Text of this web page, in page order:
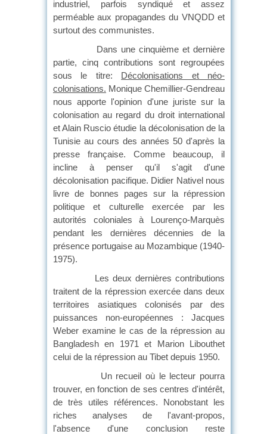
industriel, parfois syndiqué et assez
perméable aux propagandes du VNQDD et
surtout des communistes.
Dans une cinquième et dernière
partie, cinq contributions sont regroupées
sous le titre: Décolonisations et néo-
colonisations. Monique Chemillier-Gendreau
nous apporte l'opinion d'une juriste sur la
colonisation au regard du droit international
et Alain Ruscio étudie la décolonisation de la
Tunisie au cours des années 50 d'après la
presse française. Comme beaucoup, il
incline à penser qu'il s'agit d'une
décolonisation pacifique. Didier Nativel nous
livre de bonnes pages sur la répression
politique et culturelle exercée par les
autorités coloniales à Lourenço-Marquès
pendant les dernières décennies de la
présence portugaise au Mozambique (1940-
1975).
Les deux dernières contributions
traitent de la répression exercée dans deux
territoires asiatiques colonisés par des
puissances non-européennes : Jacques
Weber examine le cas de la répression au
Bangladesh en 1971 et Marion Libouthet
celui de la répression au Tibet depuis 1950.
Un recueil où le lecteur pourra
trouver, en fonction de ses centres d'intérêt,
de très utiles références. Nonobstant les
riches analyses de l'avant-propos,
l'absence d'une conclusion reste